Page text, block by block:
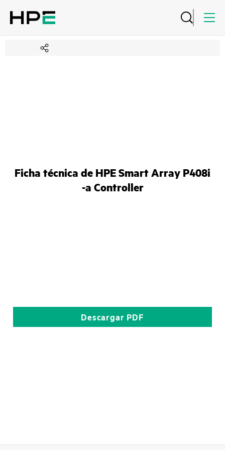
Ficha técnica de HPE Smart Array P408i
-a Controller
Descargar PDF